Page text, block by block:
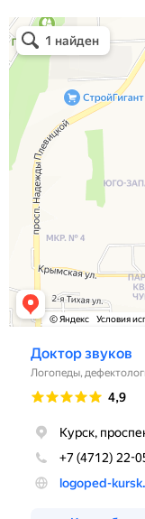
Доктор звуков
Логопеды в Курске